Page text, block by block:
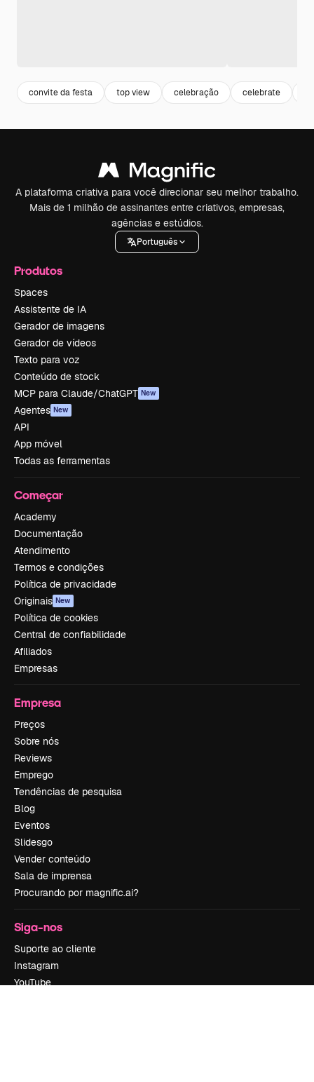
convite da festa top view celebração celebrate
A plataforma criativa para você direcionar seu melhor trabalho.
Mais de 1 milhão de assinantes entre criativos, empresas,
agências e estúdios.
Português
Produtos
Spaces
Assistente de IA
Gerador de imagens
Gerador de vídeos
Texto para voz
Conteúdo de stock
MCP para Claude/ChatGPT New
Agentes New
API
App móvel
Todas as ferramentas
Começar
Academy
Documentação
Atendimento
Termos e condições
Política de privacidade
Originais New
Política de cookies
Central de confiabilidade
Afiliados
Empresas
Empresa
Preços
Sobre nós
Reviews
Emprego
Tendências de pesquisa
Blog
Eventos
Slidesgo
Vender conteúdo
Sala de imprensa
Procurando por magnific.ai?
Siga-nos
Suporte ao cliente
Instagram
YouTube